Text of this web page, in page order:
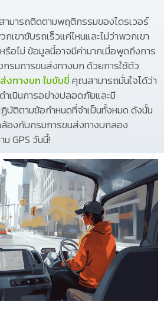
มารถติดตามพฤติกรรมของไดรเวอร์
เขาขับรถเร็วแค่ไหนและไม่ว่าพวกเขา
อไม่ ข้อมูลนี้อาจมีค่ามากเมื่อพูดถึงการ
รมการขนส่งทางบก ด้วยการใช้ตัว
งทางบก ใบขับขี่คุณสามารถมั่นใจได้ว่า
เนินการอย่างปลอดภัยและมี
ติตามข้อกำหนดที่จำเป็นทั้งหมด ดังนั้น
องกับกรมการขนส่งทางบกลอง
GPS วันนี้!